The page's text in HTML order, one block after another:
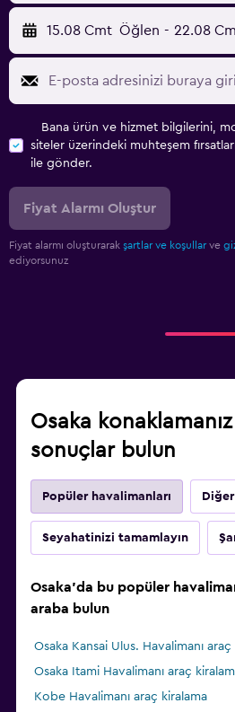
15.08 Cmt Öğlen - 22.08
Bana ürün ve hizmet bilgilerini,
siteler üzerindeki muhteşem
ile gönder.
Fiyat Alarmı Oluştur
Fiyat alarmı oluşturarak şartlar ve koşullar ve
ediyorsunuz
Osaka
sonuçlar bulun
Popüler havalimanları
Seyahatinizi tamamlayın
Osaka'da bu popüler
araba bulun
Osaka Kansai Ulus. Havalimanı
Osaka Itami Havalimanı araç
Kobe Havalimanı araç kiralama